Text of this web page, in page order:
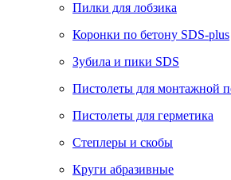
Пилки для лобзика
Коронки по бетону SDS-plus
Зубила и пики SDS
Пистолеты для монтажной
Пистолеты для герметика
Степлеры и скобы
Круги абразивные